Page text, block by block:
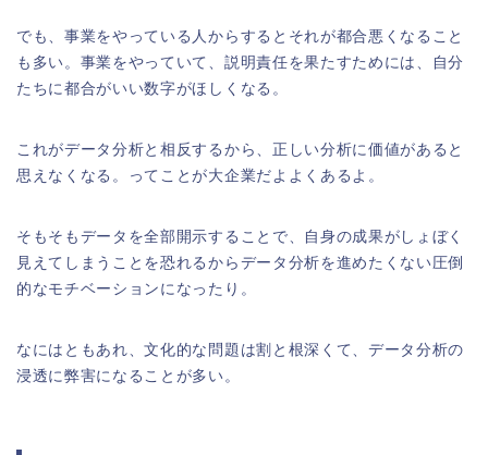
でも、事業をやっている人からするとそれが都合悪くなること
も多い。事業をやっていて、説明責任を果たすためには、自分
たちに都合がいい数字がほしくなる。
これがデータ分析と相反するから、正しい分析に価値があると
思えなくなる。ってことが大企業だよよくあるよ。
そもそもデータを全部開示することで、自身の成果がしょぼく
見えてしまうことを恐れるからデータ分析を進めたくない圧倒
的なモチベーションになったり。
なにはともあれ、文化的な問題は割と根深くて、データ分析の
浸透に弊害になることが多い。